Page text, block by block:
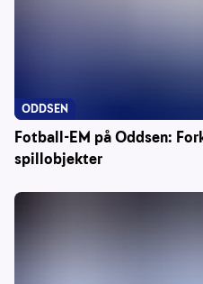
Fotball-EM på Oddsen:
spillobjekter
ODDSEN